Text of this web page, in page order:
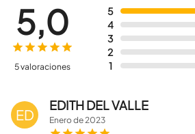
5
4
3
2
1
5,0
5 valoraciones
ED
EDITH DEL VALLE
Enerode2023